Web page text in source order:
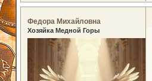
Федора Михайловна
Хозяйка Медной Горы